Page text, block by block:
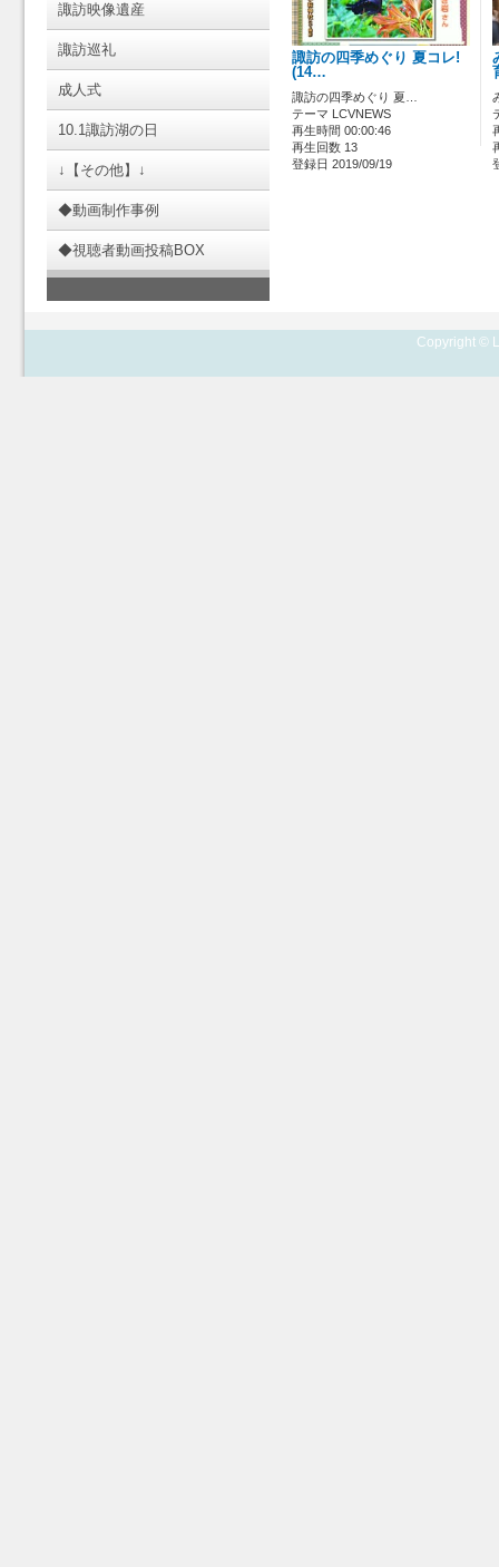
諏訪映像遺産
諏訪巡礼
成人式
10.1諏訪湖の日
↓【その他】↓
◆動画制作事例
◆視聴者動画投稿BOX
諏訪の四季めぐり 夏コレ!
(14…
諏訪の四季めぐり 夏…
テーマ LCVNEWS
再生時間 00:00:46
再生回数 13
登録日 2019/09/19
Copyright ©